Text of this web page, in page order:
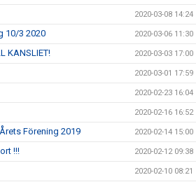
2020-03-08 14:24
10/3 2020 2020-03-06 11:30
KANSLIET! 2020-03-03 17:00
2020-03-01 17:59
2020-02-23 16:04
2020-02-16 16:52
Förening 2019 2020-02-14 15:00
!!! 2020-02-12 09:38
2020-02-10 08:21